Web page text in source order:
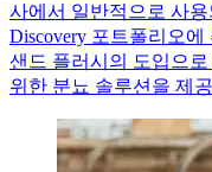
사에서 일반적으로 사
Discovery 포트폴리오
샌드 플러시의 도입으
위한 분뇨 솔루션을 제